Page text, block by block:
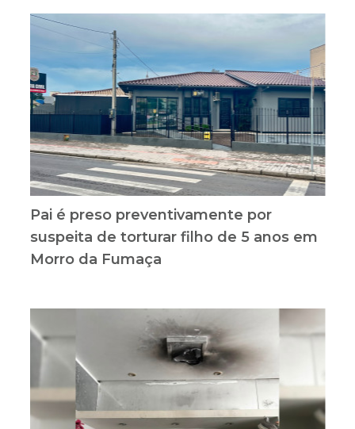
Pai é preso preventivamente por
suspeita de torturar filho de 5 anos em
Morro da Fumaça